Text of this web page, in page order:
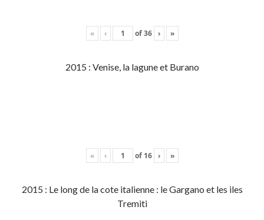
« ‹ of36 › »
2015 : Venise, la lagune et Burano
« ‹ of 16 › »
2015 : Le long de la cote italienne : le Gargano et les iles
Tremiti